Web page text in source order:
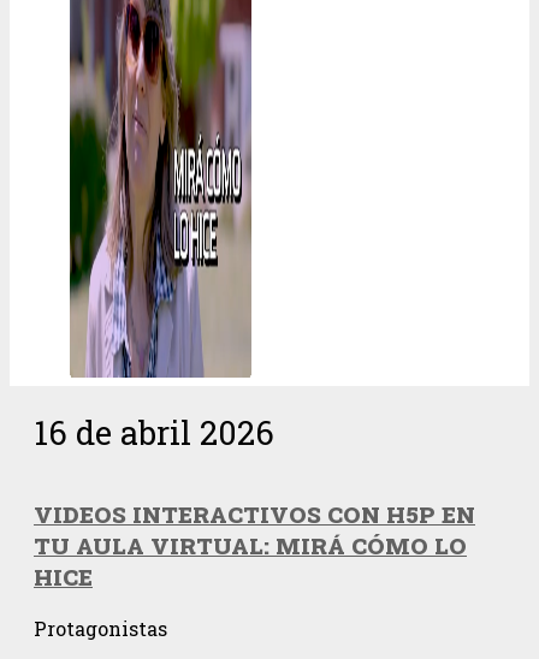
16 de abril 2026
VIDEOS INTERACTIVOS CON H5P EN
TU AULA VIRTUAL: MIRÁ CÓMO LO
HICE
Protagonistas